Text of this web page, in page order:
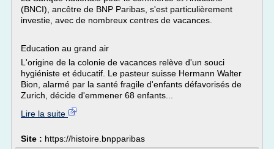
(BNCI), ancêtre de BNP Paribas, s'est particulièrement
investie, avec de nombreux centres de vacances.
Education au grand air
L'origine de la colonie de vacances relève d'un souci
hygiéniste et éducatif. Le pasteur suisse Hermann Walter
Bion, alarmé par la santé fragile d'enfants défavorisés de
Zurich, décide d'emmener 68 enfants...
Lire la suite
Site : https://histoire.bnpparibas